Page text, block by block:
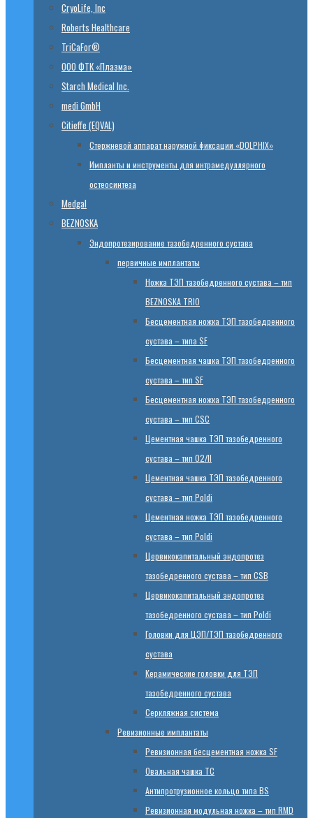
CryoLife, Inc
Roberts Healthcare
TriCaFor®
ООО ФТК «Плазма»
Starch Medical Inc.
medi GmbH
Citieffe (EQVAL)
Стержневой аппарат наружной фиксации «DOLPHIX»
Импланты и инструменты для интрамедуллярного
остеосинтеза
Medgal
BEZNOSKA
Эндопротезированиe тазобедренного сустава
первичные имплантаты
Ножка ТЭП тазобедренного сустава – тип
BEZNOSKA TRIO
Бесцементная ножка ТЭП тазобедренного
сустава – типа SF
Бесцементная чашка ТЭП тазобедренного
сустава – тип SF
Бесцементная ножка ТЭП тазобедренного
сустава – тип CSC
Цементная чашка ТЭП тазобедренного
сустава – тип 02/II
Цементная чашка ТЭП тазобедренного
сустава – тип Poldi
Цементная ножка ТЭП тазобедренного
сустава – тип Poldi
Цервикокапитальный эндопротез
тазобедренного сустава – тип CSB
Цервикокапитальный эндопротез
тазобедренного сустава – тип Poldi
Головки для ЦЭП/ТЭП тазобедренного
сустава
Керамические головки для ТЭП
тазобедренного сустава
Серкляжная система
Ревизионные имплантаты
Ревизионная бесцементная ножка SF
Овальная чашка TC
Антипротрузионное кольцо типа BS
Ревизионная модульная ножка – тип RMD